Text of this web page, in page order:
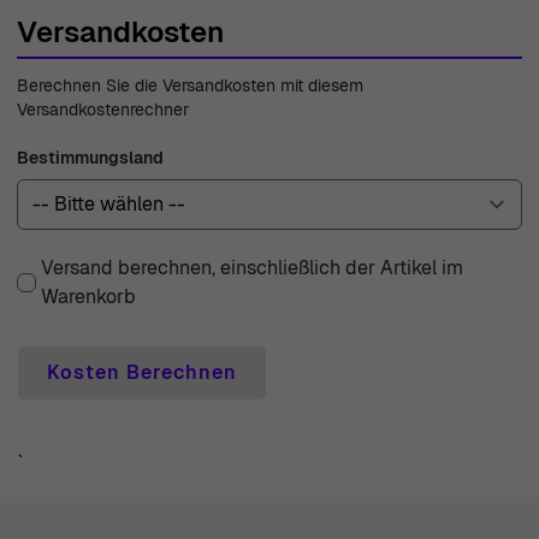
Versandkosten
Berechnen Sie die Versandkosten mit diesem
Versandkostenrechner
Bestimmungsland
Versand berechnen, einschließlich der Artikel im
Warenkorb
Kosten Berechnen
`